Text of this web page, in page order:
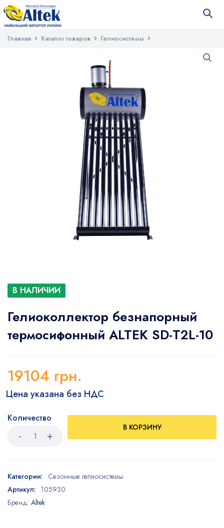
Главная Каталог товаров
Гелиосистемы
термосифонный ALTEK SD-T2L-10
В НАЛИЧИИ
Гелиоколлектор безнапорный
термосифонный ALTEK SD-T2L-10
19104 грн.
Цена указана без НДС
Количество
В КОРЗИНУ
Категории: Сезонные гелиосистемы
Артикул: 105930
Бренд: Altek